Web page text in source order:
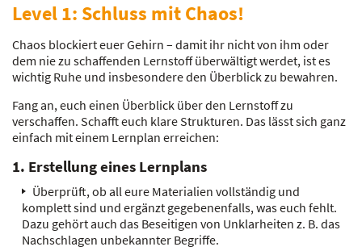
Level 1: Schluss mit Chaos!
Chaos blockiert euer Gehirn – damit ihr nicht von ihm oder
dem nie zu schaffenden Lernstoff überwältigt werdet, ist es
wichtig Ruhe und insbesondere den Überblick zu bewahren.
Fang an, euch einen Überblick über den Lernstoff zu
verschaffen. Schafft euch klare Strukturen. Das lässt sich ganz
einfach mit einem Lernplan erreichen:
1. Erstellung eines Lernplans
Überprüft, ob all eure Materialien vollständig und
komplett sind und ergänzt gegebenenfalls, was euch fehlt.
Dazu gehört auch das Beseitigen von Unklarheiten z. B. das
Nachschlagen unbekannter Begriffe.